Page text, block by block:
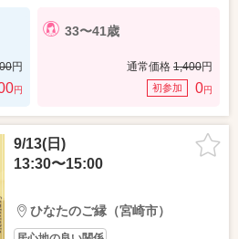
円
円
33〜41歳
通常価格 1,400円
初参加 0円
9/13(日)
13:30〜15:00
ひなたのご縁（宮崎市）